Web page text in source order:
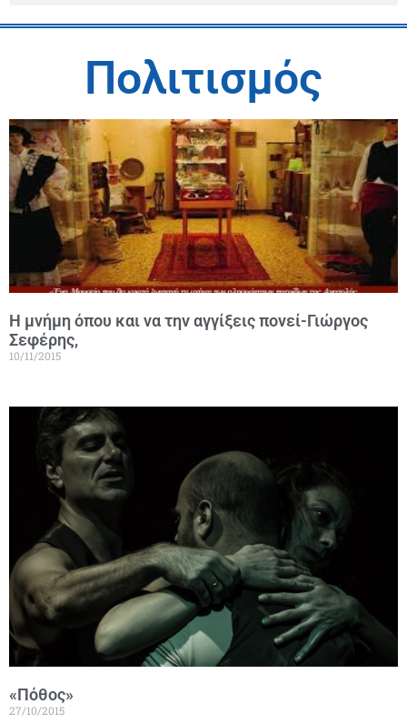
Πολιτισμός
Η μνήμη όπου και να την αγγίξεις πονεί-Γιώργος
Σεφέρης,
10/11/2015
«Πόθος»
27/10/2015